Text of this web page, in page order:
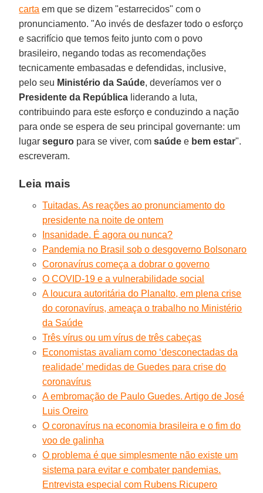
carta em que se dizem "estarrecidos" com o
pronunciamento. "Ao invés de desfazer todo o esforço
e sacrifício que temos feito junto com o povo
brasileiro, negando todas as recomendações
tecnicamente embasadas e defendidas, inclusive,
pelo seu Ministério da Saúde, deveríamos ver o
Presidente da República liderando a luta,
contribuindo para este esforço e conduzindo a nação
para onde se espera de seu principal governante: um
lugarseguro para se viver, comsaúde e bem estar".
escreveram.
Leia mais
Tuitadas. As reações ao pronunciamento do
presidente na noite de ontem
Insanidade. É agora ou nunca?
Pandemia no Brasil sob o desgoverno Bolsonaro
Coronavírus começa a dobrar o governo
O COVID-19 e a vulnerabilidade social
A loucura autoritária do Planalto, em plena crise
do coronavírus, ameaça o trabalho no Ministério
da Saúde
Três vírus ou um vírus de três cabeças
Economistas avaliam como ‘desconectadas da
realidade’ medidas de Guedes para crise do
coronavírus
A embromação de Paulo Guedes. Artigo de José
Luis Oreiro
O coronavírus na economia brasileira e o fim do
voo de galinha
O problema é que simplesmente não existe um
sistema para evitar e combater pandemias.
Entrevista especial com Rubens Ricupero